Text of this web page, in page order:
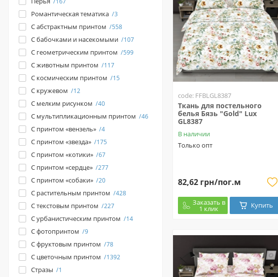
code: FFBLGL8387
Ткань для постельного
белья Бязь "Gold" Lux
GL8387
В наличии
Только опт
82,62 грн/пог.м
Заказать в
1 клик Купить
Романтическая тематика 3
С абстрактным принтом 558
С бабочками и насекомыми 107
С геометрическим принтом 599
С животным принтом 117
С космическим принтом 15
С кружевом 12
С мелким рисунком 40
С мультипликационным принтом 46
С принтом «вензель» 4
С принтом «звезда» 175
С принтом «котики» 67
С принтом «сердце» 277
С принтом «собаки» 20
С растительным принтом 428
С текстовым принтом 227
С урбанистическим принтом 14
С фотопринтом 9
С фруктовым принтом 78
С цветочным принтом 1392
Стразы 1